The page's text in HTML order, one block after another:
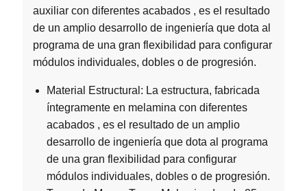
auxiliar con diferentes acabados , es el resultado
de un amplio desarrollo de ingeniería que dota al
programa de una gran flexibilidad para configurar
módulos individuales, dobles o de progresión.
Material Estructural: La estructura, fabricada
íntegramente en melamina con diferentes
acabados , es el resultado de un amplio
desarrollo de ingeniería que dota al programa
de una gran flexibilidad para configurar
módulos individuales, dobles o de progresión.